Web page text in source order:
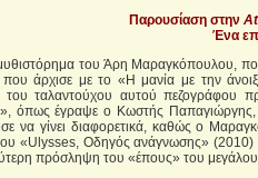
Παρουσίαση στην
Ένα
του Άρη Μαραγκόπουλου,
που άρχισε με το «Η μανία με την
ταλαντούχου αυτού πεζογράφου
όπως έγραψε ο Κωστής Παπαγιώργης,
να γίνει διαφορετικά, καθώς ο
«Ulysses, Οδηγός ανάγνωσης» (2010)
πρόσληψη του «έπους» του